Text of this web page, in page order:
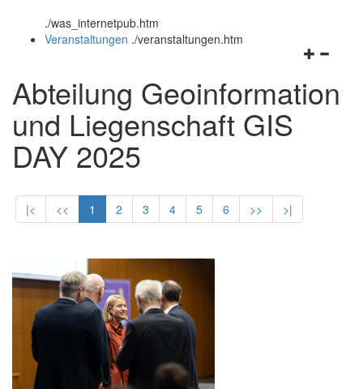
und
schließen
./was_internetpub.htm
und
schließen
Veranstaltungen ./veranstaltungen.htm
Abteilung Geoinformation
und Liegenschaft GIS
DAY 2025
|< << 1 2 3 4 5 6 >> >|